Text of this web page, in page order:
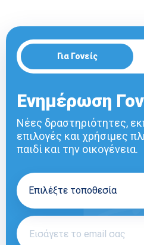
Για Γονείς
Ενημέρωση
Νέες δραστηριότητες,
επιλογές και χρήσιμες
παιδί και την οικογένεια.